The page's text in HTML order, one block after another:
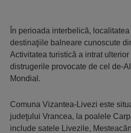
În perioada interbelică,
destinaţiile balneare cunoscute
Activitatea turistică a intrat
distrugerile provocate de cel de-
Mondial.
Comuna Vizantea-Livezi este
judeţului Vrancea, la poalele
include satele Livezile,